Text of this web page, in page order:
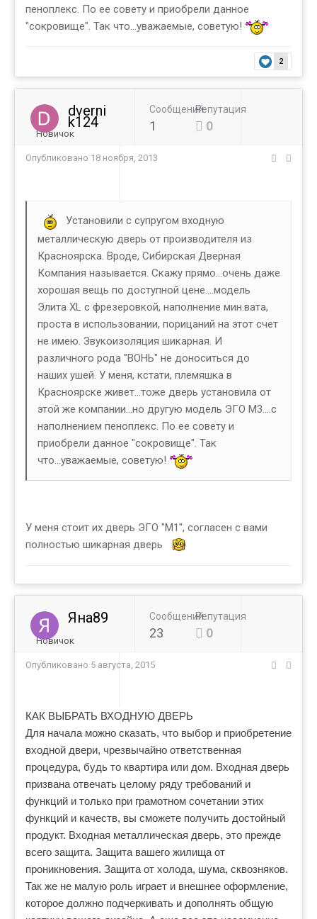
пеноплекс. По ее совету и приобрели данное
"сокровище". Так что...уважаемые, советую!
2
dverni
k124
Новичок
Сообщений
1
Репутация
0
Опубликовано 18 ноября, 2013
Установили с супругом входную
металлическую дверь от производителя из
Красноярска. Вроде, Сибирская Дверная
Компания называется. Скажу прямо...очень даже
хорошая вещь по доступной цене....модель
Элита XL с фрезеровкой, наполнение мин.вата,
проста в использовании, порицаний на этот счет
не имею. Звукоизоляция шикарная. И
различного рода "ВОНЬ" не доноситься до
наших ушей. У меня, кстати, племяшка в
Красноярске живет...тоже дверь установила от
этой же компании...но другую модель ЭГО М3....с
наполнением пеноплекс. По ее совету и
приобрели данное "сокровище". Так
что...уважаемые, советую!
У меня стоит их дверь ЭГО "М1", согласен с вами
полностью шикарная дверь
Яна89
Новичок
Сообщений
23
Репутация
0
Опубликовано 5 августа, 2015
КАК ВЫБРАТЬ ВХОДНУЮ ДВЕРЬ
Для начала можно сказать, что выбор и приобретение
входной двери, чрезвычайно ответственная
процедура, будь то квартира или дом. Входная дверь
призвана отвечать целому ряду требований и
функций и только при грамотном сочетании этих
функций и качеств, вы сможете получить достойный
продукт. Входная металлическая дверь, это прежде
всего защита. Защита вашего жилища от
проникновения. Защита от холода, шума, сквозняков.
Так же не малую роль играет и внешнее оформление,
которое должно подчеркивать и дополнять общую